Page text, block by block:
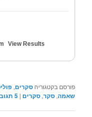
View Results
פורסם בקטגוריה סקרים,
שאמה,סקר,סקרים |
5